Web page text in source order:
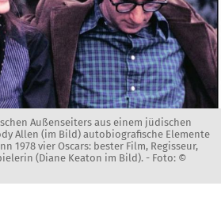
Außenseiters aus einem jüdischen
Allen (im Bild) autobiografische Elemente
1978 vier Oscars: bester Film, Regisseur,
(Diane Keaton im Bild). - Foto: ©